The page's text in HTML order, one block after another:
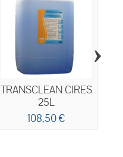
TRANSCLEAN CIRES
25L
108,50 €
›